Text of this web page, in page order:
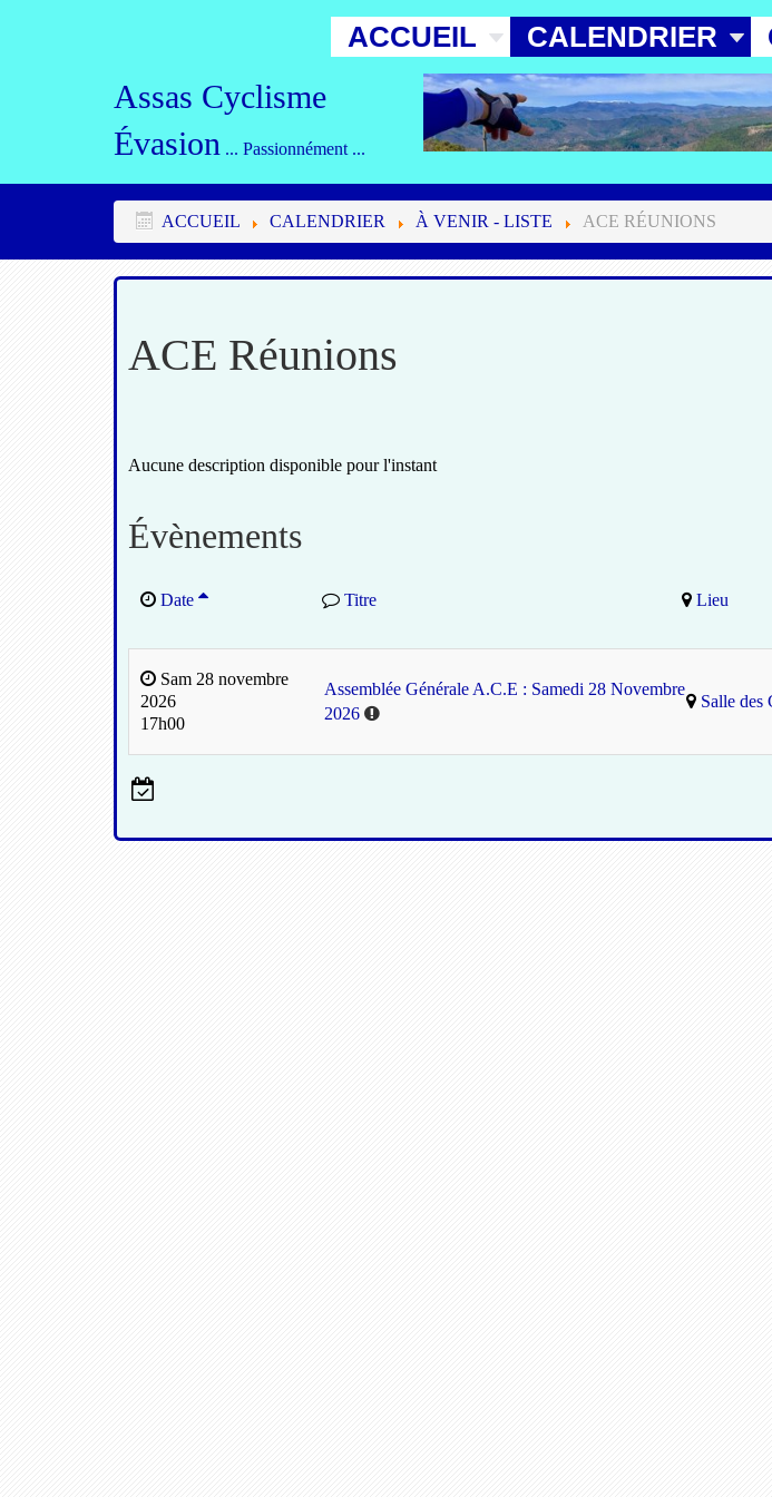
ACCUEIL CALENDRIER
Assas Cyclisme
Évasion ... Passionnément ...
ACCUEIL CALENDRIER À VENIR - LISTE ACE RÉUNIONS
ACE Réunions
Aucune description disponible pour l'instant
Évènements
Date Titre
Lieu
Sam 28 novembre
2026
17h00
Assemblée Générale A.C.E : Samedi 28 Novembre
2026
Salle des